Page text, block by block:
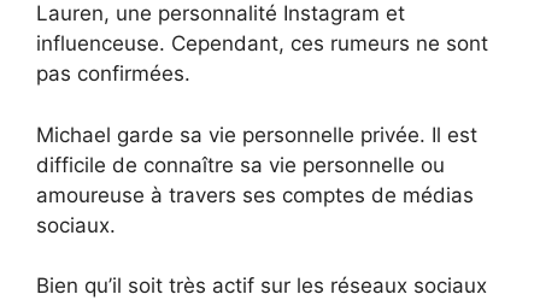
Lauren, une personnalité Instagram et
influenceuse. Cependant, ces rumeurs ne sont
pas confirmées.
Michael garde sa vie personnelle privée. Il est
difficile de connaître sa vie personnelle ou
amoureuse à travers ses comptes de médias
sociaux.
Bien qu’il soit très actif sur les réseaux sociaux